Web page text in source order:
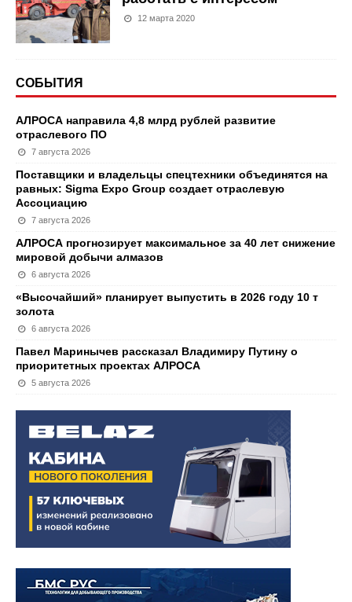
12 марта 2020
СОБЫТИЯ
АЛРОСА направила 4,8 млрд рублей развитие
отраслевого ПО
7 августа 2026
Поставщики и владельцы спецтехники объединятся на
равных: Sigma Expo Group создает отраслевую
Ассоциацию
7 августа 2026
АЛРОСА прогнозирует максимальное за 40 лет снижение
мировой добычи алмазов
6 августа 2026
«Высочайший» планирует выпустить в 2026 году 10 т
золота
6 августа 2026
Павел Маринычев рассказал Владимиру Путину о
приоритетных проектах АЛРОСА
5 августа 2026